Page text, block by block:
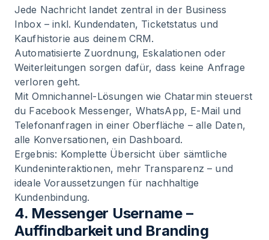
Jede Nachricht landet zentral in der Business
Inbox – inkl. Kundendaten, Ticketstatus und
Kaufhistorie aus deinem CRM.
Automatisierte Zuordnung, Eskalationen oder
Weiterleitungen sorgen dafür, dass keine Anfrage
verloren geht.
Mit Omnichannel-Lösungen wie Chatarmin steuerst
du Facebook Messenger, WhatsApp, E-Mail und
Telefonanfragen in einer Oberfläche – alle Daten,
alle Konversationen, ein Dashboard.
Ergebnis: Komplette Übersicht über sämtliche
Kundeninteraktionen, mehr Transparenz – und
ideale Voraussetzungen für nachhaltige
Kundenbindung.
4. Messenger Username –
Auffindbarkeit und Branding